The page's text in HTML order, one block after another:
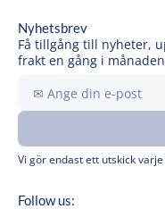
Nyhetsbrev
Få tillgång till nyheter,
frakt en gång i
din
e-
Vi gör endast ett utskick
Follow us: